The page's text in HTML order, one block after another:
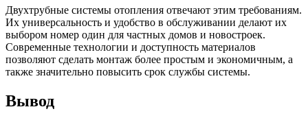
Двухтрубные системы отопления отвечают этим требованиям.
Их универсальность и удобство в обслуживании делают их
выбором номер один для частных домов и новостроек.
Современные технологии и доступность материалов
позволяют сделать монтаж более простым и экономичным, а
также значительно повысить срок службы системы.
Вывод